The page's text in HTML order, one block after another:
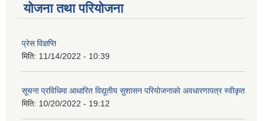
योजना तथा परियोजना
प्रेस विज्ञप्ति
मिति: 11/14/2022 - 10:39
सूचना प्रविधिमा आधारित विद्यूतीय सुशासन परियाेजनाकाे अवधारणापत्र स्वीकृत
मिति: 10/20/2022 - 19:12